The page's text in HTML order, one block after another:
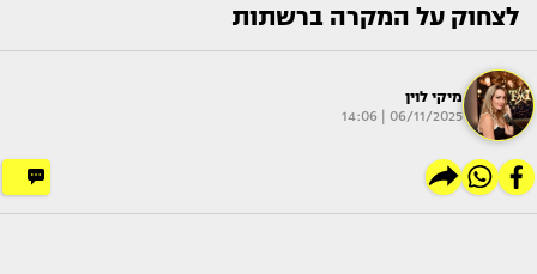
לצחוק על המקרה ברשתות
מיקי לוין
06/11/2025 | 14:06